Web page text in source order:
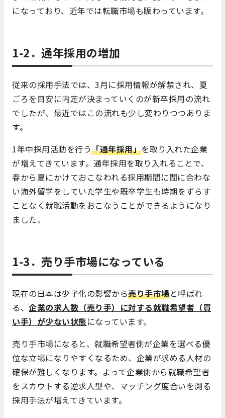
になっており、近年では転職市場も賑わっています。
1-2．通年採用の増加
従来の採用手法では、3月に採用情報が解禁され、夏
ごろを目安に内定が決まっていくのが新卒採用の流れ
でしたが、最近ではこの流れも少し変わりつつありま
す。
1年中採用活動を行う「通年採用」を取り入れた企業
が増えてきています。通年採用を取り入れることで、
春から夏にかけておこなわれる採用期間に間に合わな
い海外留学をしていた学生や既卒学生も時期をずらす
ことなく就職活動をおこなうことができるようになり
ました。
1-3．売り手市場になっている
現在の日本は少子化の影響から売り手市場と呼ばれ
る、 企業の求人数（売り手）に対する就職希望者（買
い手）が少ない状態になっています。
売り手市場になると、就職希望者側が企業を選べる優
位な立場になりやすくなるため、企業が求める人材の
確保が難しくなります。よって企業側から就職希望者
をスカウトする逆求人型や、マッチング度合いを測る
採用手法が増えてきています。